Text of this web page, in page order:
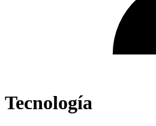
Tecnología